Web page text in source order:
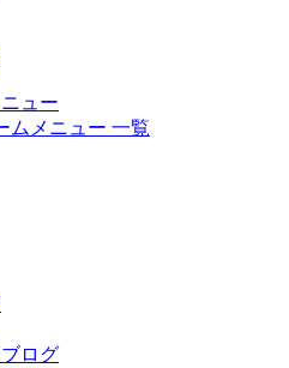
ュー
ムメニュー 一覧
ログ